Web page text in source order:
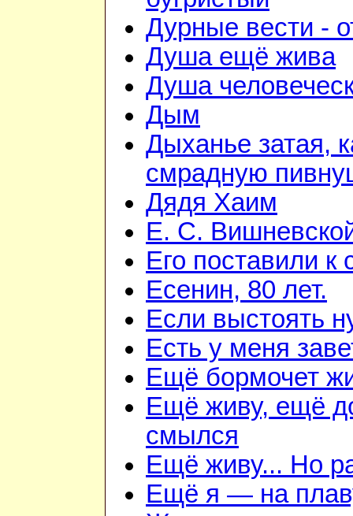
Дурные вести -
Душа ещё жива
Душа
Дым
Дыханье затая,
смрадную
Дядя Хаим
Е. С.
Его поставили к
Есенин, 80 лет.
Если выстоять
Есть у меня
Ещё бормочет
Ещё живу, ещё
смылся
Ещё живу... Но
Ещё я — на